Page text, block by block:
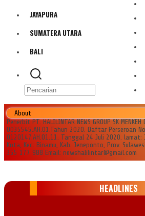
JAYAPURA
SUMATERA UTARA
BALI
About
Penerbit PT. HALILINTAR NEWS GROUP SK
0035545.AH.01.Tahun 2020. Daftar Perseroan
0120147.AH.01.11. Tanggal 24 Juli 2020. lamat:
Kota, Kec. Binamu, Kab. Jeneponto, Prov.
355 177 988 Email: newshalilintar@gmail.com
HEADLINES